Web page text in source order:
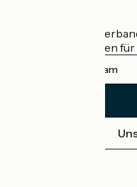
Der nationale
offizielle Leitfaden
Instagram